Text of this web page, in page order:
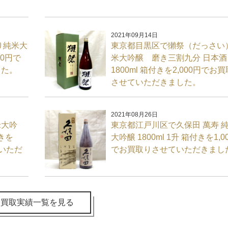
純米大
円で
。
2021年09月14日
東京都目黒区で獺祭（だっさい
米大吟醸 磨き三割九分 日本酒
1800ml 箱付きを2,000円でお買
させていただきました。
吟
を
ただ
2021年08月26日
東京都江戸川区で久保田 萬寿
大吟醸 1800ml 1升 箱付きを
でお買取りさせていただきまし
買取実績一覧を見る